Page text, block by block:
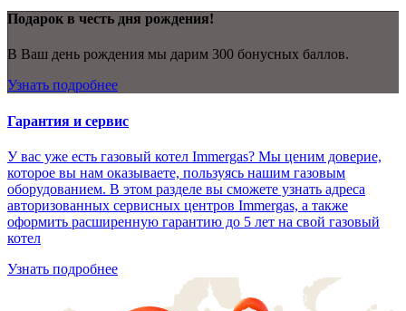
Подарок в честь дня рождения!
В Ваш день рождения мы дарим 300 бонусных баллов.
Узнать подробнее
Гарантия и сервис
У вас уже есть газовый котел Immergas? Мы ценим доверие,
которое вы нам оказываете, пользуясь нашим газовым
оборудованием. В этом разделе вы сможете узнать адреса
авторизованных сервисных центров Immergas, а также
оформить расширенную гарантию до 5 лет на свой газовый
котел
Узнать подробнее